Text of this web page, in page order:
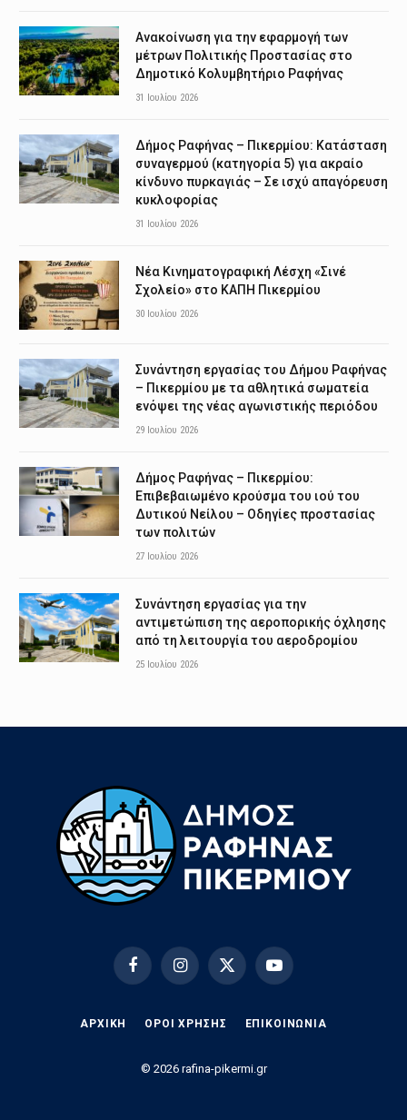
Ανακοίνωση για την εφαρμογή των
μέτρων Πολιτικής Προστασίας στο
Δημοτικό Κολυμβητήριο Ραφήνας
31 Ιουλίου 2026
Δήμος Ραφήνας – Πικερμίου: Κατάσταση
συναγερμού (κατηγορία 5) για ακραίο
κίνδυνο πυρκαγιάς – Σε ισχύ απαγόρευση
κυκλοφορίας
31 Ιουλίου 2026
Νέα Κινηματογραφική Λέσχη «Σινέ
Σχολείο» στο ΚΑΠΗ Πικερμίου
30 Ιουλίου 2026
Συνάντηση εργασίας του Δήμου Ραφήνας
– Πικερμίου με τα αθλητικά σωματεία
ενόψει της νέας αγωνιστικής περιόδου
29 Ιουλίου 2026
Δήμος Ραφήνας – Πικερμίου:
Επιβεβαιωμένο κρούσμα του ιού του
Δυτικού Νείλου – Οδηγίες προστασίας
των πολιτών
27 Ιουλίου 2026
Συνάντηση εργασίας για την
αντιμετώπιση της αεροπορικής όχλησης
από τη λειτουργία του αεροδρομίου
25 Ιουλίου 2026
FacebookInstagramX
YouTube
ΑΡΧΙΚΗ ΟΡΟΙ ΧΡΗΣΗΣ EΠΙΚΟΙΝΩΝΊΑ
© 2026 rafina-pikermi.gr